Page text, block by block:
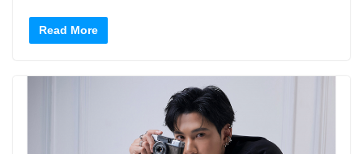
Read More